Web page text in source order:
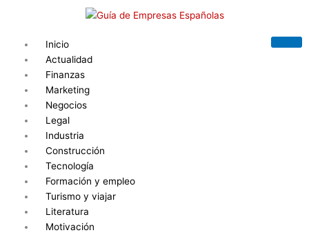
Inicio
Actualidad
Finanzas
Marketing
Negocios
Legal
Industria
Construcción
Tecnología
Formación y empleo
Turismo y viajar
Literatura
Motivación